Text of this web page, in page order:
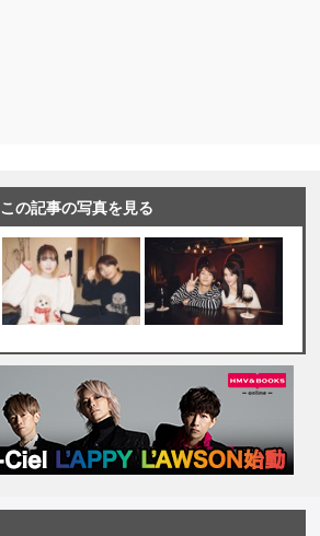
この記事の写真を見る